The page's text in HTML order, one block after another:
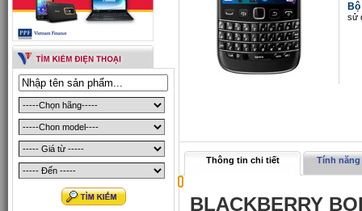
sử
Thông tin chi tiết Tính
BLACKBERRY